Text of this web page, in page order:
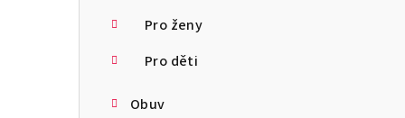
Pro ženy
Pro děti
Obuv